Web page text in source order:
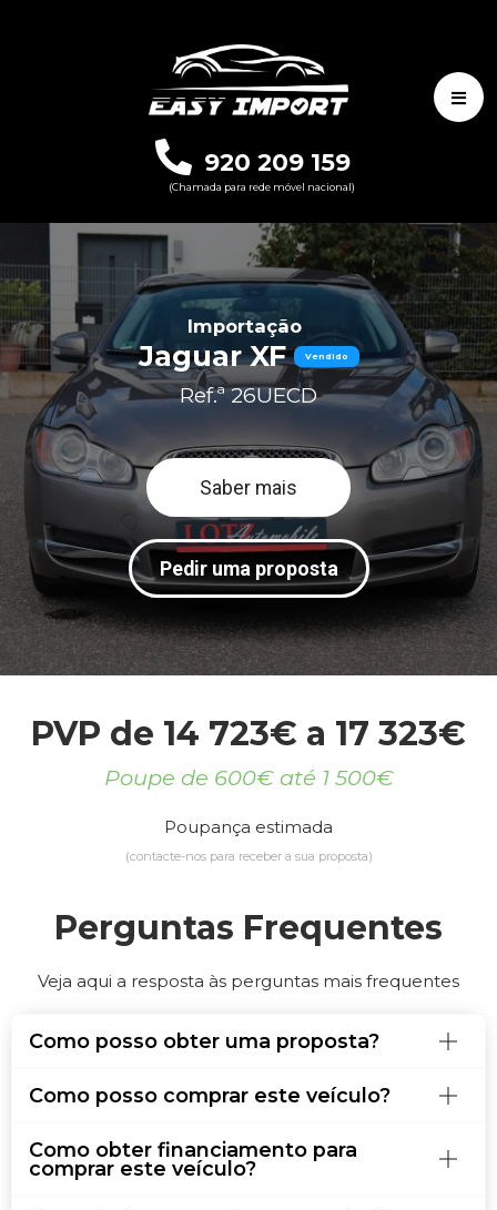
920 209 159
(Chamada para rede móvel nacional)
Importação
Jaguar XF Vendido
Ref.ª 26UECD
Saber mais
Pedir uma proposta
PVP de 14 723€ a 17 323€
Poupe de 600€ até 1 500€
Poupança estimada
(contacte-nos para receber a sua proposta)
Perguntas Frequentes
Veja aqui a resposta às perguntas mais frequentes
Como posso obter uma proposta?
Como posso comprar este veículo?
Como obter financiamento para
comprar este veículo?